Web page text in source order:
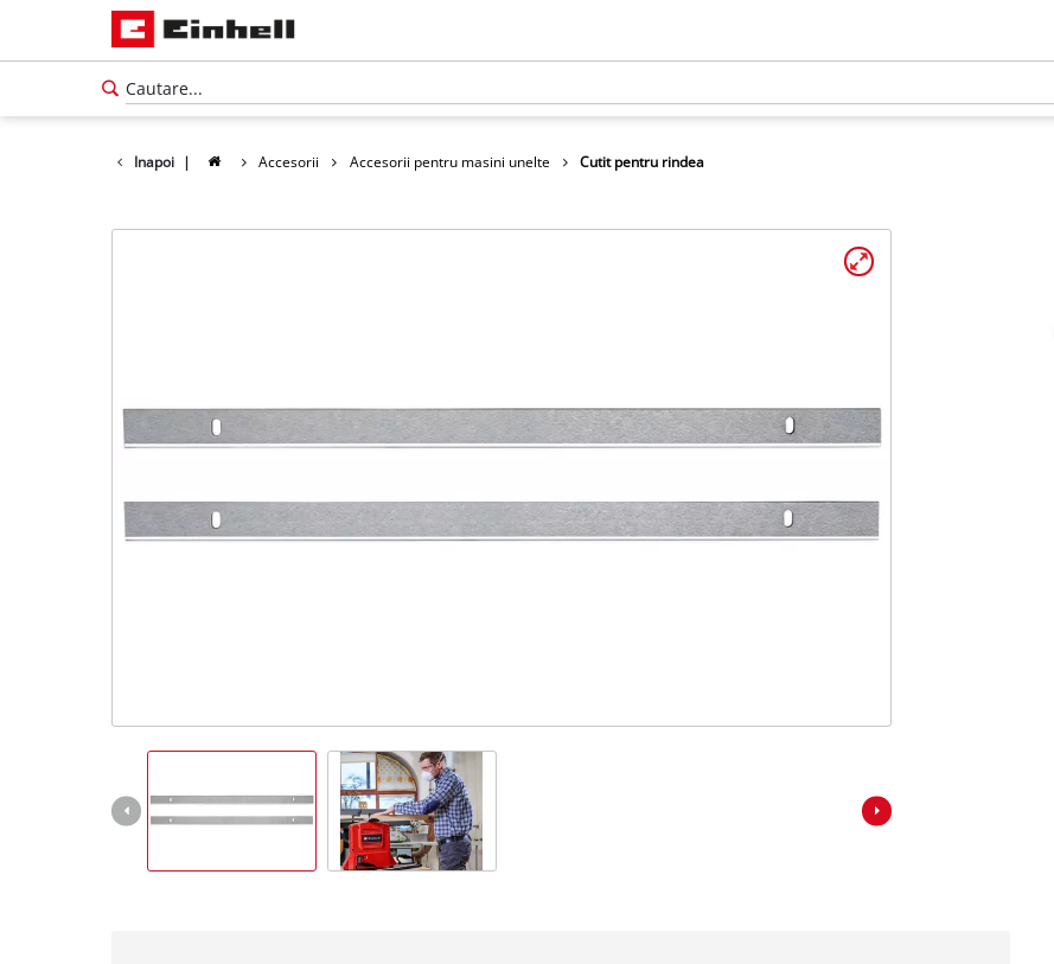
Inapoi | Accesorii Accesorii pentru masini unelte Cutit pentru rindea